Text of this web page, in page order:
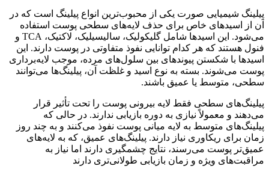
پیلینگ شیمیایی صورت یکی از محبوب‌ترین انواع پیلینگ است که در
آن از اسیدهای خاص برای حذف لایه‌های سطحی پوست استفاده
می‌شود. این اسیدها شامل گلیکولیک، سالیسیلیک، لاکتیک، TCA و
فنول هستند که هر کدام توانایی نفوذ متفاوتی در پوست دارند. این
اسیدها با شکستن پیوندهای بین سلول‌های مرده، موجب لایه‌برداری
پوست می‌شوند. بسته به نوع اسید و غلظت آن، پیلینگ‌ها می‌توانند
سطحی، متوسط یا عمیق باشند.
پیلینگ‌های سطحی فقط لایه بیرونی پوست را تحت تأثیر قرار
می‌دهند و معمولاً نیازی به دوره بازیابی ندارند. در حالی که
پیلینگ‌های متوسط به لایه میانی پوست نفوذ می‌کنند و به چند روز
زمان برای ریکاوری نیاز دارند. پیلینگ‌های عمیق، که به لایه‌های
عمیق‌تر پوست می‌رسند، نتایج چشمگیری دارند اما نیاز به
مراقبت‌های ویژه و زمان بازیابی طولانی‌تری دارند